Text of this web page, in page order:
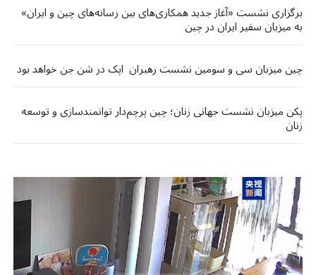
برگزاری نشست «آغاز جدید همکاری‌های بین‌ رسانه‌های چین و ایران»
به میزبان سفیر ایران در چین
چین میزبان سی و سومین نشست رهبران اپک در شن جن خواهد بود
پکن میزبان نشست جهانی زنان؛ چین پرچم‌دار توانمندسازی و توسعه
زنان